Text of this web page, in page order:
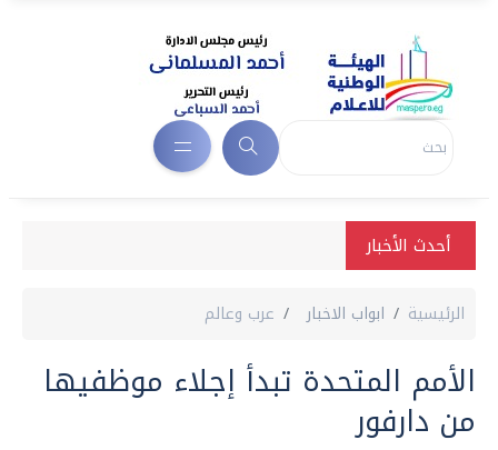
أحدث الأخبار
الرئيسية ابواب الاخبار عرب وعالم
الأمم المتحدة تبدأ إجلاء موظفيها
من دارفور